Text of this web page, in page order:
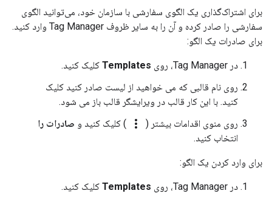
برای اشتراک‌گذاری یک الگوی سفارشی با سازمان خود، می‌توانید الگوی
سفارشی را صادر کرده و آن را به سایر ظروف Tag Manager وارد کنید.
برای صادرات یک الگو:
در Tag Manager، روی Templates کلیک کنید.
روی نام قالبی که می خواهید از لیست صادر کنید کلیک
کنید. با این کار قالب در ویرایشگر قالب باز می شود.
روی منوی اقدامات بیشتر (
more_vert ) کلیک کنید و صادرات را
انتخاب کنید.
برای وارد کردن یک الگو:
در Tag Manager، روی Templates کلیک کنید.